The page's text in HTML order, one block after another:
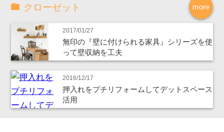
more
クローゼット
2017/01/27
無印の『壁に付けられる家具』シリーズを使
って壁収納を工夫
2016/12/17
押入れをプチリフォームしてデットスペース
活用